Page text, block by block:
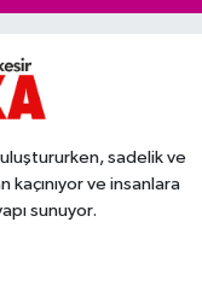
sadelik ve
ve insanlara
sunuyor.